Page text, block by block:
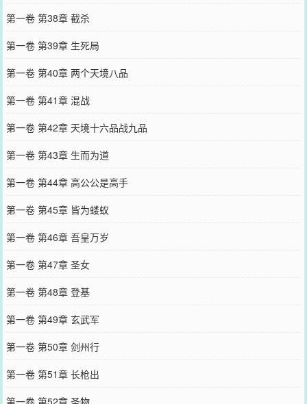
第一卷 第38章 截杀
第一卷 第39章 生死局
第一卷 第40章 两个天境八品
第一卷 第41章 混战
第一卷 第42章 天境十六品战九品
第一卷 第43章 生而为道
第一卷 第44章 高公公是高手
第一卷 第45章 皆为蝼蚁
第一卷 第46章 吾皇万岁
第一卷 第47章 圣女
第一卷 第48章 登基
第一卷 第49章 玄武军
第一卷 第50章 剑州行
第一卷 第51章 长枪出
第一卷 第52章 圣物